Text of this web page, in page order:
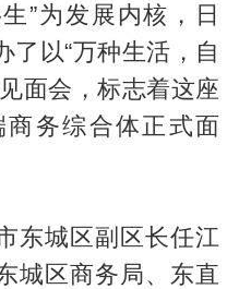
”为发展内核，日
了以“万种生活，自
面会，标志着这座
务综合体正式面
东城区副区长任江
城区商务局、东直